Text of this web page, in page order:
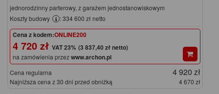
jednorodzinny parterowy, z garażem jednostanowiskowym
Koszty budowy
: 334 600 zł netto
Cena z kodem:ONLINE200
4 720 zł (3 837,40 zł netto)
na zamówienia przezwww.archon.pl
Cena regularna 4 920 zł
Najniższa cena z 30 dni przed obniżką 4 670 zł